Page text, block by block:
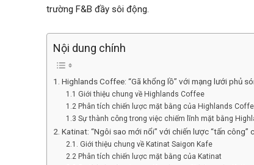
trường F&B đầy sôi động.
Nội dung chính
1. Highlands Coffee: “Gã khổng lồ” với mạng lưới phủ
1.1 Giới thiệu chung về Highlands Coffee
1.2 Phân tích chiến lược mặt bằng của Highlands
1.3 Sự thành công trong việc chiếm lĩnh mặt bằng
2. Katinat: “Ngôi sao mới nổi” với chiến lược “tấn công”
2.1. Giới thiệu chung về Katinat Saigon Kafe
2.2 Phân tích chiến lược mặt bằng của Katinat